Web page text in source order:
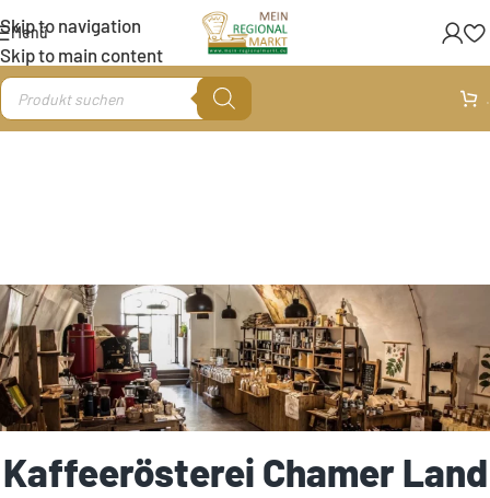
Skip to navigation
Skip to main content
Menü
.
Kaffeerösterei Chamer Land